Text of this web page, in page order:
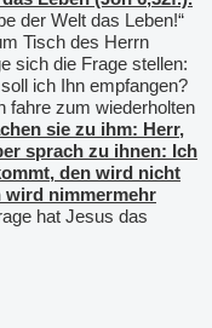
der Welt das Leben!“
Tisch des Herrn
sich die Frage stellen:
ich Ihn empfangen?
fahre zum wiederholten
sie zu ihm: Herr,
sprach zu ihnen: Ich
den wird nicht
wird nimmermehr
hat Jesus das